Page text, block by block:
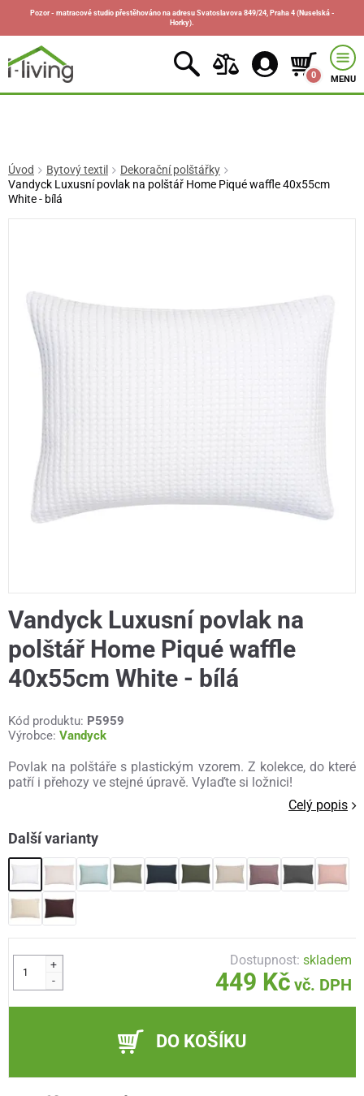
Pozor - matracové studio přestěhováno na adresu Svatoslavova 849/24, Praha 4 (Nuselská -
Horky).
0 MENU
Úvod Bytový textil
Dekorační polštářky
Vandyck Luxusní povlak na polštář Home Piqué waffle 40x55cm
White - bílá
Vandyck Luxusní povlak na
polštář Home Piqué waffle
40x55cm White - bílá
Kód produktu: P5959
Výrobce: Vandyck
Povlak na polštáře s plastickým vzorem. Z kolekce, do které
patří i přehozy ve stejné úpravě. Vylaďte si ložnici!
Celý popis
Další varianty
+
-
Dostupnost:skladem
449 Kč vč. DPH
DO KOŠÍKU